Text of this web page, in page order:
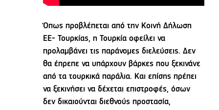
Όπως προβλέπεται από την Κοινή Δήλωση
ΕΕ- Τουρκίας, η Τουρκία οφείλει να
προλαμβάνει τις παράνομες διελεύσεις. Δεν
θα έπρεπε να υπάρχουν βάρκες που ξεκινάνε
από τα τουρκικά παράλια. Και επίσης πρέπει
να ξεκινήσει να δέχεται επιστροφές, όσων
δεν δικαιούνται διεθνούς προστασία,